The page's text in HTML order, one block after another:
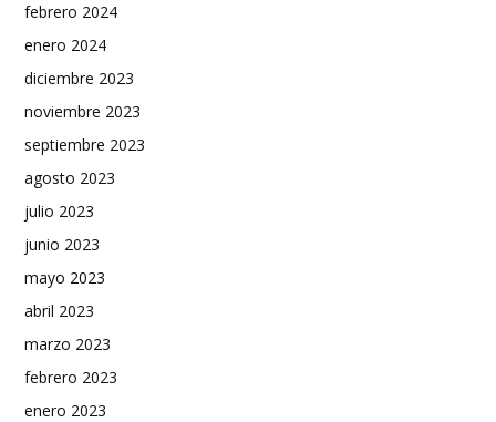
febrero 2024
enero 2024
diciembre 2023
noviembre 2023
septiembre 2023
agosto 2023
julio 2023
junio 2023
mayo 2023
abril 2023
marzo 2023
febrero 2023
enero 2023